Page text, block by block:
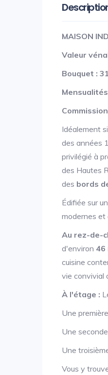
MAISON
Valeur
Bouquet :
Idéalement
des années
privilégié à
des Hautes
des bords
Édifiée sur
modernes et
Au rez-de-
d'environ 46
cuisine
vie convivial
À l'étage :
Une
Une
Une
Vous y